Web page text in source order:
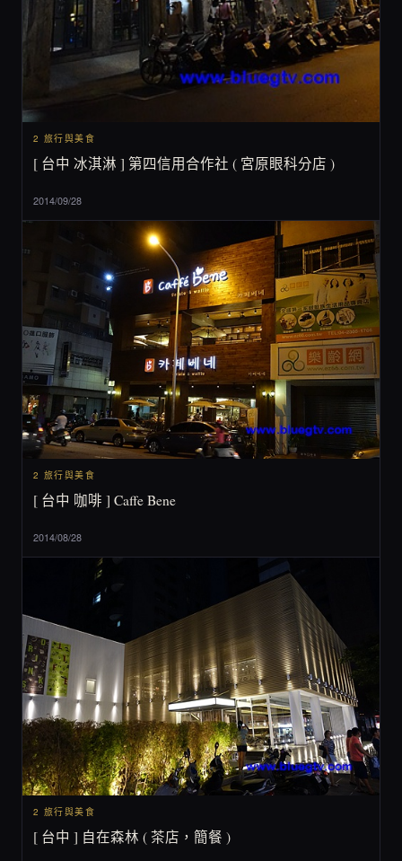
2 旅行與美食
[ 台中 冰淇淋 ] 第四信用合作社 ( 宮原眼科分店 )
2014/09/28
2 旅行與美食
[ 台中 咖啡 ] Caffe Bene
2014/08/28
2 旅行與美食
[ 台中 ] 自在森林 ( 茶店，簡餐 )